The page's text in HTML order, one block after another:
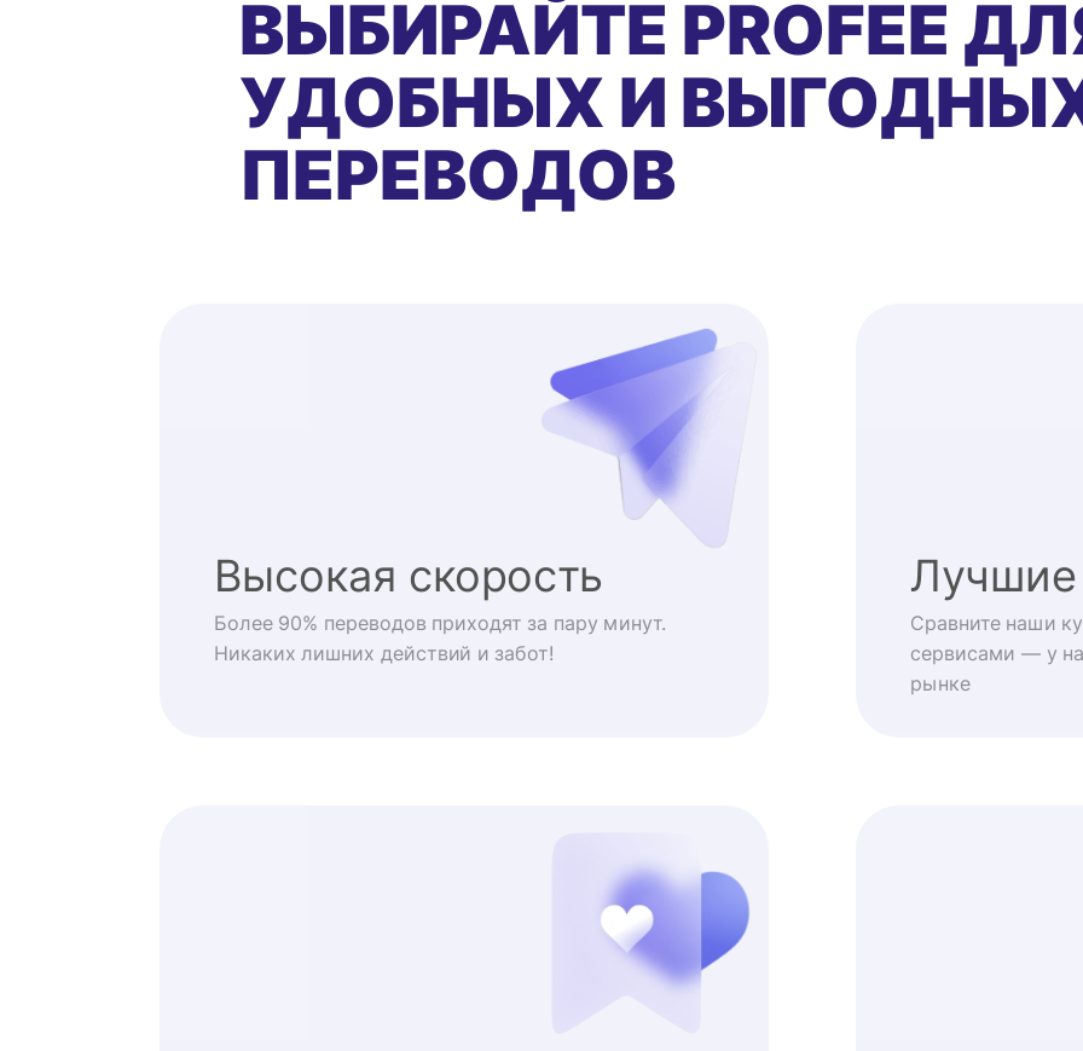
ВЫБИРАЙТЕ PROFEE
УДОБНЫХ И
ПЕРЕВОДОВ
Высокая скорость
Более 90% переводов приходят за пару минут.
Никаких лишних действий и забот!
Сравните наши
сервисами — у
рынке